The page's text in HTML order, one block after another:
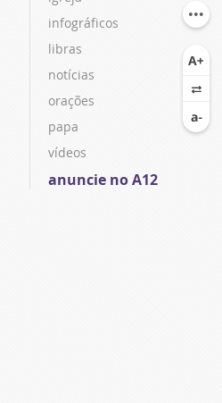
infográficos
libras
notícias
orações
papa
vídeos
anuncie no A12